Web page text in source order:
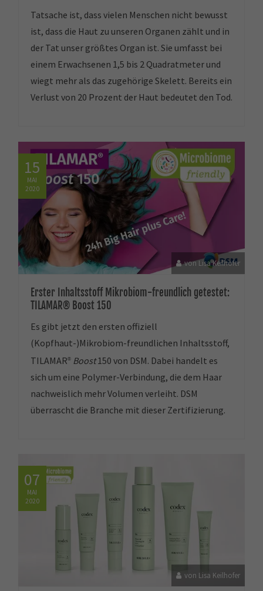
Tatsache ist, dass vielen Menschen nicht bewusst
ist, dass die Haut zu unseren Organen zählt und in
der Tat unser größtes Organ ist. Sie umfasst bei
einem Erwachsenen 1,5 bis 2 Quadratmeter und
wiegt mehr als das zugehörige Skelett. Bereits ein
Verlust von 20 Prozent der Haut bedeutet den Tod.
15
MAI
2020
von Lisa Keilhofer
Erster Inhaltsstoff Mikrobiom-freundlich getestet:
TILAMAR® Boost 150
Es gibt jetzt den ersten offiziell
(Kopfhaut-)Mikrobiom-freundlichen Inhaltsstoff,
TILAMAR® Boost150 von DSM. Dabei handelt es
sich um eine Polymer-Verbindung, die dem Haar
nachweislich mehr Volumen verleiht. DSM
überrascht die Branche mit dieser Zertifizierung.
07
MAI
2020
von Lisa Keilhofer